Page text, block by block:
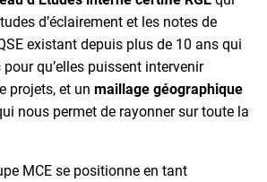
d’éclairement et les notes de
existant depuis plus de 10 ans qui
qu’elles puissent intervenir
projets, et un maillage géographique
nous permet de rayonner sur toute la
MCE se positionne en tant